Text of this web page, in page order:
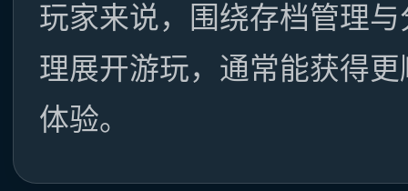
玩家来说，围绕存档管理
理展开游玩，通常能获得
体验。